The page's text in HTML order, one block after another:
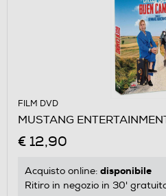
FILM DVD
MUSTANG
€ 12,90
Acquisto online: disponibile
Ritiro in negozio in 30'